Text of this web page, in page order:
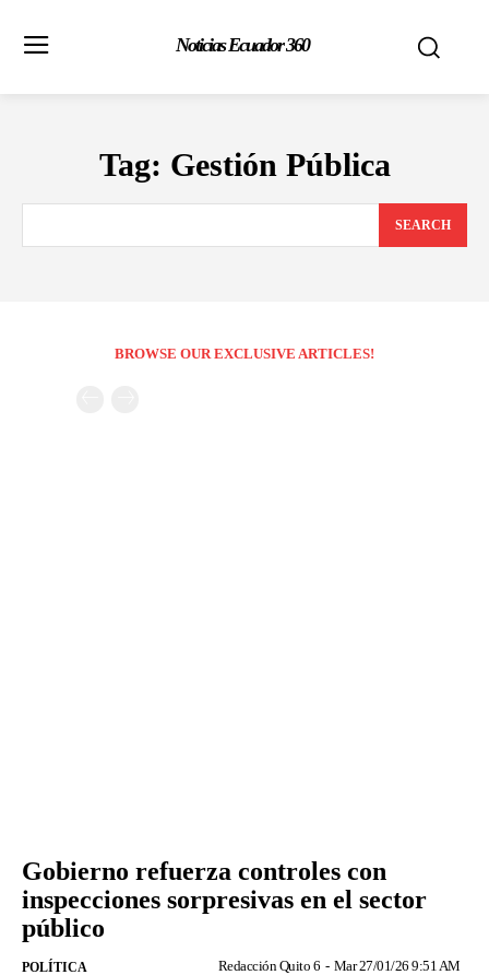
Noticias Ecuador 360
Tag: Gestión Pública
SEARCH
BROWSE OUR EXCLUSIVE ARTICLES!
Gobierno refuerza controles con
inspecciones sorpresivas en el sector
público
POLÍTICA Redacción Quito 6 - Mar 27/01/26 9:51 AM